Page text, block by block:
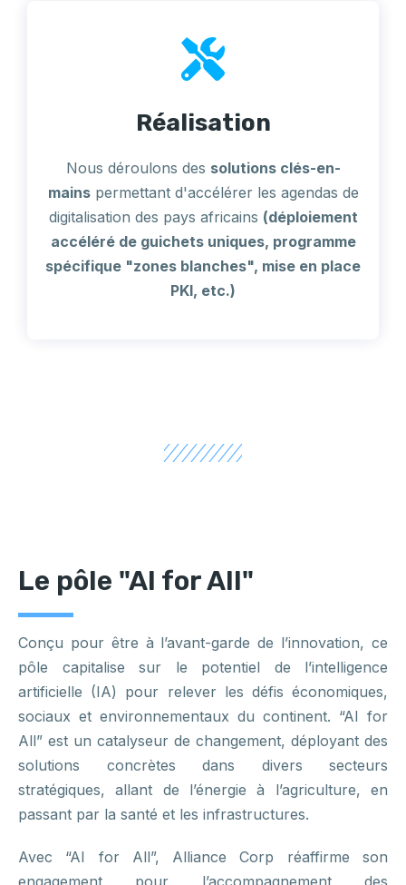
Réalisation
Nous déroulons des solutions clés-en-
mainspermettant d'accélérer les agendas de
digitalisation des pays africains (déploiement
accéléré de guichets uniques, programme
spécifique "zones blanches", mise en place
PKI, etc.)
Le pôle "AI for All"
Conçu pour être à l’avant-garde de l’innovation, ce
pôle capitalise sur le potentiel de l’intelligence
artificielle (IA) pour relever les défis économiques,
sociaux et environnementaux du continent. “AI for
All” est un catalyseur de changement, déployant des
solutions concrètes dans divers secteurs
stratégiques, allant de l’énergie à l’agriculture, en
passant par la santé et les infrastructures.
Avec “AI for All”, Alliance Corp réaffirme son
engagement pour l’accompagnement des